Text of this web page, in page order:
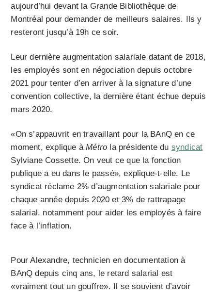
aujourd’hui devant la Grande Bibliothèque de
Montréal pour demander de meilleurs salaires. Ils y
resteront jusqu’à 19h ce soir.
Leur dernière augmentation salariale datant de 2018,
les employés sont en négociation depuis octobre
2021 pour tenter d’en arriver à la signature d’une
convention collective, la dernière étant échue depuis
mars 2020.
«On s’appauvrit en travaillant pour la BAnQ en ce
moment, explique àMétro la présidente du syndicat
Sylviane Cossette. On veut ce que la fonction
publique a eu dans le passé», explique-t-elle. Le
syndicat réclame 2% d’augmentation salariale pour
chaque année depuis 2020 et 3% de rattrapage
salarial, notamment pour aider les employés à faire
face à l’inflation.
Pour Alexandre, technicien en documentation à
BAnQ depuis cinq ans, le retard salarial est
«vraiment tout un gouffre». Il se souvient d’avoir